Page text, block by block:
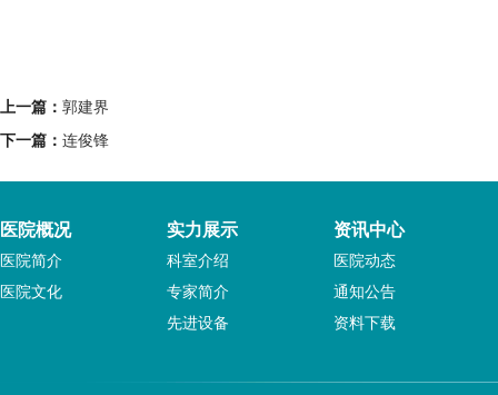
上一篇： 郭建界
下一篇： 连俊锋
医院概况
医院简介
医院文化
实力展示
科室介绍
专家简介
先进设备
资讯中心
医院动态
通知公告
资料下载